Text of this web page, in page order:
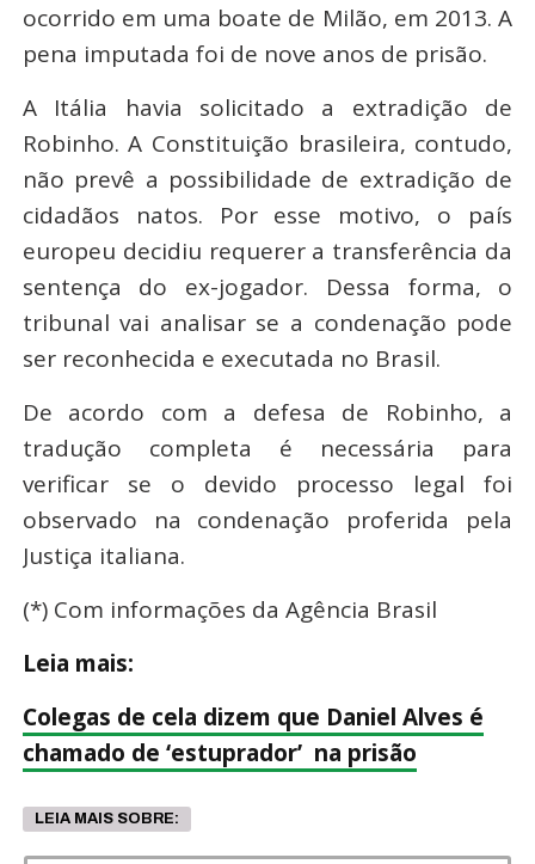
ocorrido em uma boate de Milão, em 2013. A
pena imputada foi de nove anos de prisão.
A Itália havia solicitado a extradição de
Robinho. A Constituição brasileira, contudo,
não prevê a possibilidade de extradição de
cidadãos natos. Por esse motivo, o país
europeu decidiu requerer a transferência da
sentença do ex-jogador. Dessa forma, o
tribunal vai analisar se a condenação pode
ser reconhecida e executada no Brasil.
De acordo com a defesa de Robinho, a
tradução completa é necessária para
verificar se o devido processo legal foi
observado na condenação proferida pela
Justiça italiana.
(*) Com informações da Agência Brasil
Leia mais:
Colegas de cela dizem que Daniel Alves é
chamado de ‘estuprador’ na prisão
LEIA MAIS SOBRE: